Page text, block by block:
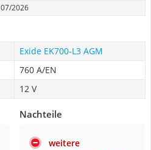
07/2026
Exide EK700-L3 AGM
760 A/EN
12 V
Nachteile
weitere